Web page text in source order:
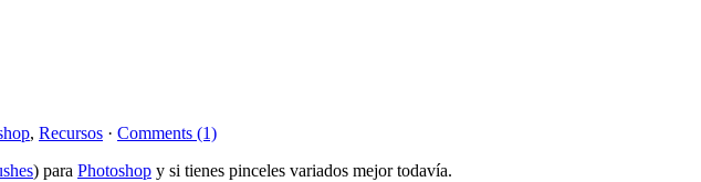
, Recursos · Comments (1)
) para Photoshop y si tienes pinceles variados mejor todavía.